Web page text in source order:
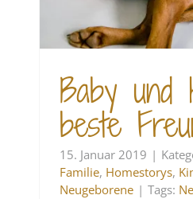
Baby und
beste
15. Januar 2019 |
Familie, Homestorys,
Neugeborene | Tags: